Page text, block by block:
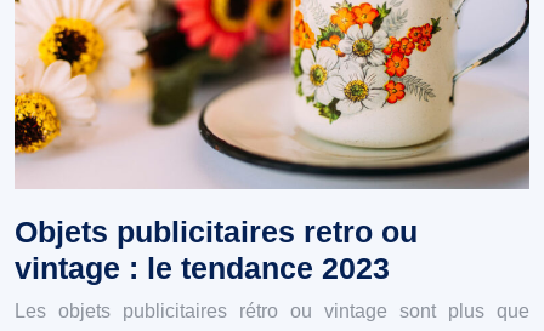
Objets publicitaires retro ou
vintage : le tendance 2023
Les objets publicitaires rétro ou vintage sont plus que